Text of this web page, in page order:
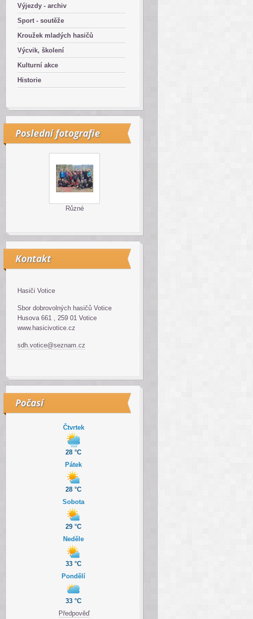
Výjezdy - archiv
Sport - soutěže
Kroužek mladých hasičů
Výcvik, školení
Kulturní akce
Historie
Poslední fotografie
Různé
Kontakt
Hasiči Votice
Sbor dobrovolných hasičů Votice
Husova 661 , 259 01 Votice
www.hasicivotice.cz
sdh.votice@seznam.cz
Počasí
Čtvrtek
28 °C
Pátek
28 °C
Sobota
29 °C
Neděle
33 °C
Pondělí
33 °C
Předpověď